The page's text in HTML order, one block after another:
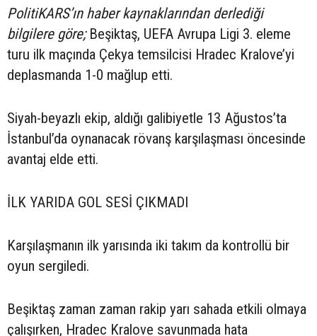
PolitiKARS’ın haber kaynaklarından derlediği
bilgilere göre;Beşiktaş, UEFA Avrupa Ligi 3. eleme
turu ilk maçında Çekya temsilcisi Hradec Kralove’yi
deplasmanda 1-0 mağlup etti.
Siyah-beyazlı ekip, aldığı galibiyetle 13 Ağustos’ta
İstanbul’da oynanacak rövanş karşılaşması öncesinde
avantaj elde etti.
İLK YARIDA GOL SESİ ÇIKMADI
Karşılaşmanın ilk yarısında iki takım da kontrollü bir
oyun sergiledi.
Beşiktaş zaman zaman rakip yarı sahada etkili olmaya
çalışırken, Hradec Kralove savunmada hata